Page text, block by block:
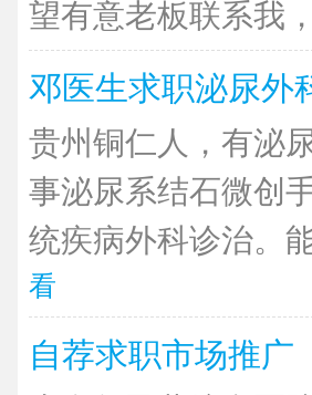
望有意老板联系我
邓医生求职泌尿外
贵州铜仁人，有泌
事泌尿系结石微创
统疾病外科诊治。
看
自荐求职市场推广